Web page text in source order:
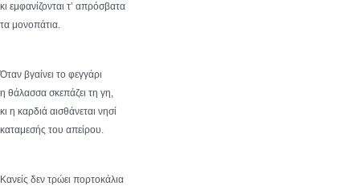
κι εμφανίζονται τ’ απρόσβατα
τα μονοπάτια.
Όταν βγαίνει το φεγγάρι
η θάλασσα σκεπάζει τη γη,
κι η καρδιά αισθάνεται νησί
καταμεσής του απείρου.
Κανείς δεν τρώει πορτοκάλια